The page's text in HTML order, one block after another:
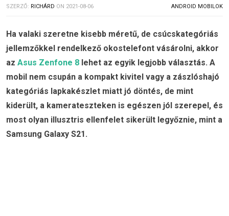
SZERZŐ: RICHÁRD ON 2021-08-06 ANDROID MOBILOK
Ha valaki szeretne kisebb méretű, de csúcskategóriás
jellemzőkkel rendelkező okostelefont vásárolni, akkor
az Asus Zenfone 8 lehet az egyik legjobb választás. A
mobil nem csupán a kompakt kivitel vagy a zászlóshajó
kategóriás lapkakészlet miatt jó döntés, de mint
kiderült, a kamerateszteken is egészen jól szerepel, és
most olyan illusztris ellenfelet sikerült legyőznie, mint a
Samsung Galaxy S21.